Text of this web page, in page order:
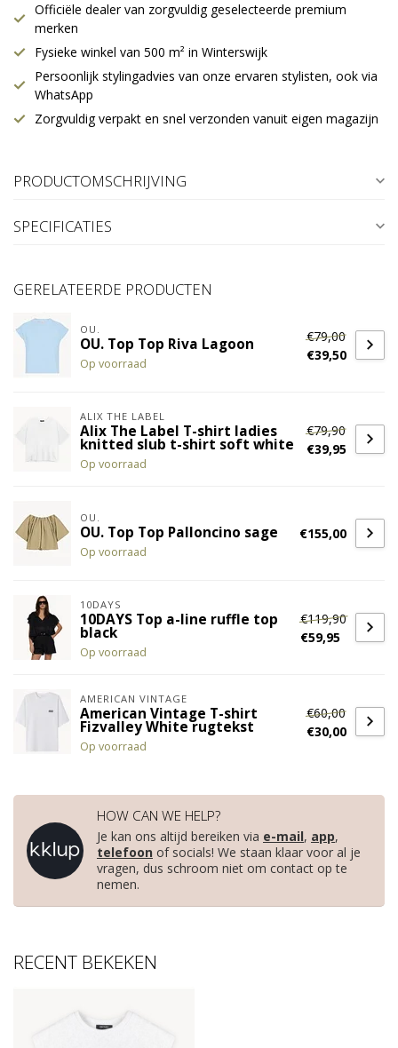
Officiële dealer van zorgvuldig geselecteerde premium
merken
Fysieke winkel van 500 m² in Winterswijk
Persoonlijk stylingadvies van onze ervaren stylisten, ook via
WhatsApp
Zorgvuldig verpakt en snel verzonden vanuit eigen magazijn
PRODUCTOMSCHRIJVING
SPECIFICATIES
GERELATEERDE PRODUCTEN
OU.
OU. Top Top Riva Lagoon
Op voorraad
€79,00
€39,50
ALIX THE LABEL
Alix The Label T-shirt ladies
knitted slub t-shirt soft white
Op voorraad
€79,90
€39,95
OU.
OU. Top Top Palloncino sage
Op voorraad
€155,00
10DAYS
10DAYS Top a-line ruffle top
black
Op voorraad
€119,90
€59,95
AMERICAN VINTAGE
American Vintage T-shirt
Fizvalley White rugtekst
Op voorraad
€60,00
€30,00
HOW CAN WE HELP?
Je kan ons altijd bereiken via e-mail, app,
telefoon of socials! We staan klaar voor al je
vragen, dus schroom niet om contact op te
nemen.
RECENT BEKEKEN